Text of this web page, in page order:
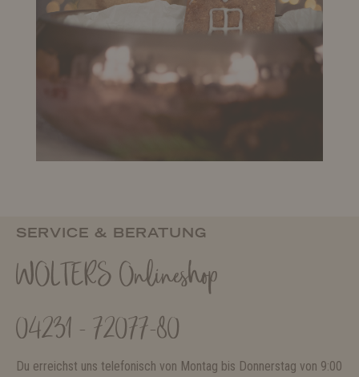
SERVICE & BERATUNG
WOLTERS Onlineshop
04231 - 72077-80
Du erreichst uns telefonisch von Montag bis Donnerstag von 9:00